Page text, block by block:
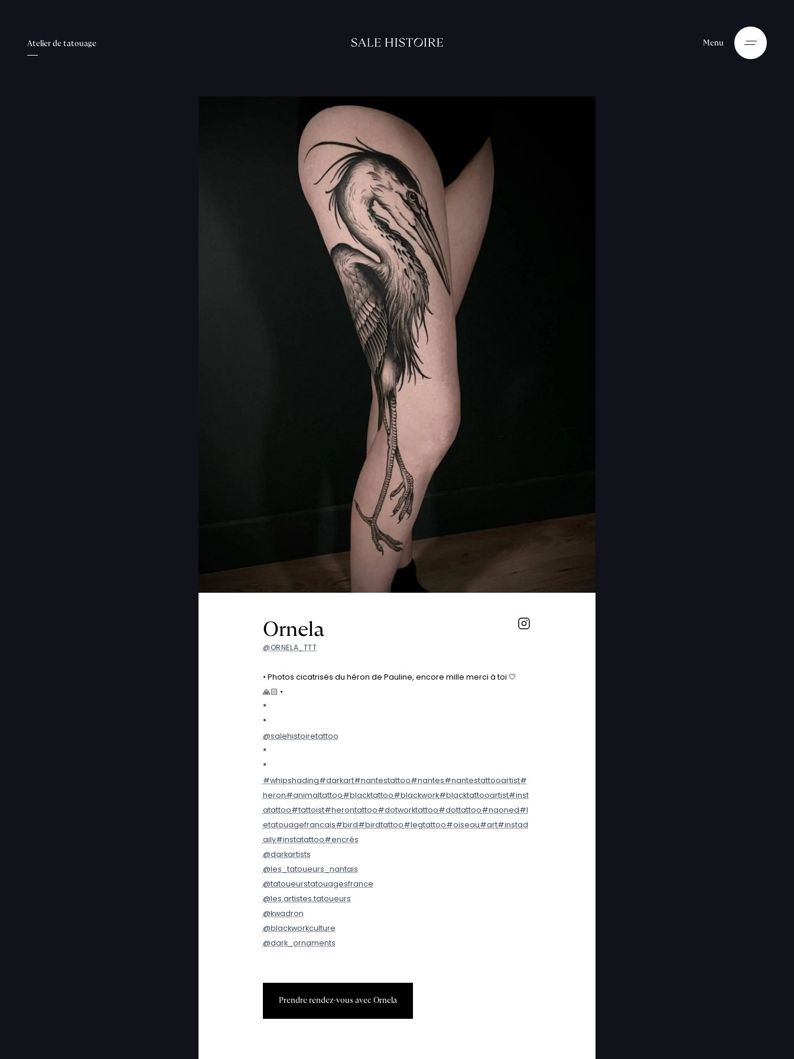
Atelier de tatouage Menu
Ornela
@ORNELA_TTT
• Photos cicatrisés du héron de Pauline, encore mille merci à toi 🤍
🙏🏻 •
*
*
@salehistoiretattoo
*
*
#whipshading#darkart#nantestattoo#nantes#nantestattooartist#
heron#animaltattoo#blacktattoo#blackwork#blacktattooartist#inst
atattoo#tattoist#herontattoo#dotworktattoo#dottattoo#naoned#l
etatouagefrancais#bird#birdtattoo#legtattoo#oiseau#art#instad
aily#instatattoo#encrés
@darkartists
@les_tatoueurs_nantais
@tatoueurstatouagesfrance
@les.artistes.tatoueurs
@kwadron
@blackworkculture
@dark_ornaments
Prendre rendez-vous avec Ornela